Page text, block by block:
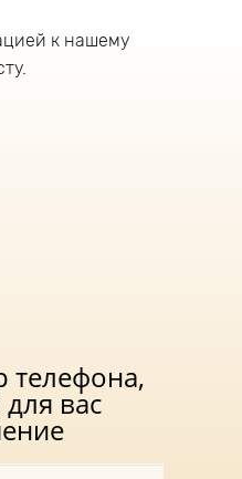
к нашему
телефона,
вас